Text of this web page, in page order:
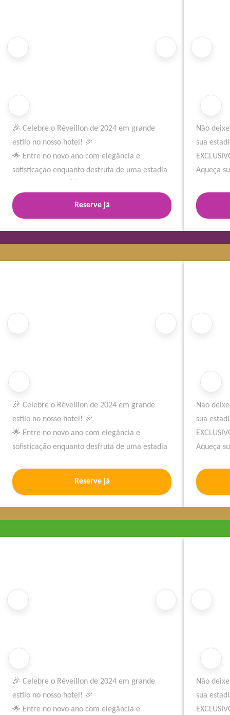
🎉 Celebre o Réveillon de 2024 em grande
estilo no nosso hotel! 🎉
🌟 Entre no novo ano com elegância e
sofisticação enquanto desfruta de uma estadia
Reserve agora para garantir seu lugar no
Reveillon de Recife.
Reserve já
Não
sua
Aqueça
Reserve
🎉 Celebre o Réveillon de 2024 em grande
estilo no nosso hotel! 🎉
🌟 Entre no novo ano com elegância e
sofisticação enquanto desfruta de uma estadia
Reserve agora para garantir seu lugar no
Reveillon de Recife.
Reserve já
Não
sua
Aqueça
Reserve
🎉 Celebre o Réveillon de 2024 em grande
estilo no nosso hotel! 🎉
🌟 Entre no novo ano com elegância e
Não
sua